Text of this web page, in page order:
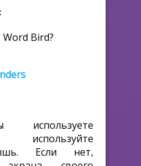
Bird?
используйте
Если нет,